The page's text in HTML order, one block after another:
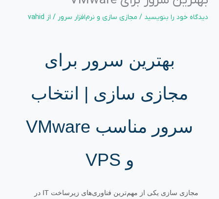
دیدگاه‌ خود را بنویسید / مجازی سازی و نرم‌افزار سرور / از vahid
بهترین سرور برای
مجازی سازی | انتخاب
سرور مناسب VMware
و VPS
مجازی سازی یکی از مهم‌ترین فناوری‌های زیرساخت IT در